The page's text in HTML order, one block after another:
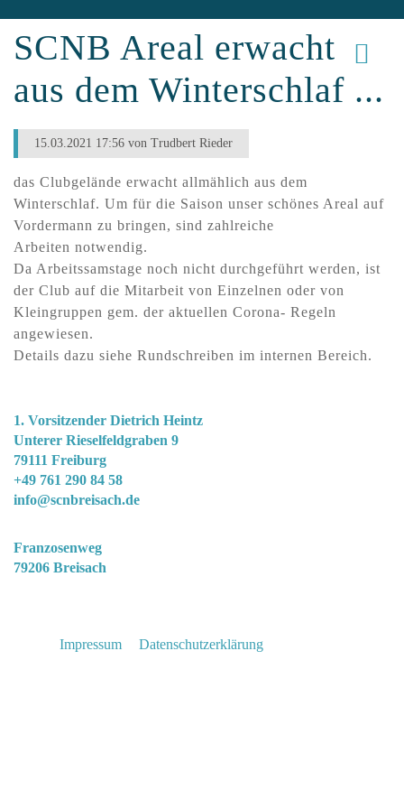
SCNB Areal erwacht
aus dem Winterschlaf ...
15.03.2021 17:56 von Trudbert Rieder
das Clubgelände erwacht allmählich aus dem
Winterschlaf. Um für die Saison unser schönes Areal auf
Vordermann zu bringen, sind zahlreiche
Arbeiten notwendig.
Da Arbeitssamstage noch nicht durchgeführt werden, ist
der Club auf die Mitarbeit von Einzelnen oder von
Kleingruppen gem. der aktuellen Corona- Regeln
angewiesen.
Details dazu siehe Rundschreiben im internen Bereich.
1. Vorsitzender Dietrich Heintz
Unterer Rieselfeldgraben 9
79111 Freiburg
+49 761 290 84 58
info@scnbreisach.de
Franzosenweg
79206 Breisach
Impressum Datenschutzerklärung